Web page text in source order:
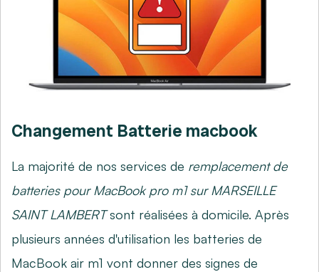
Changement Batterie macbook
La majorité de nos services de remplacement de
batteries pour MacBook pro m1 sur MARSEILLE
SAINT LAMBERTsont réalisées à domicile. Après
plusieurs années d'utilisation les batteries de
MacBook air m1 vont donner des signes de